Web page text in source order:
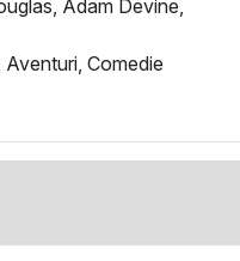
Adam Devine,
Aventuri, Comedie